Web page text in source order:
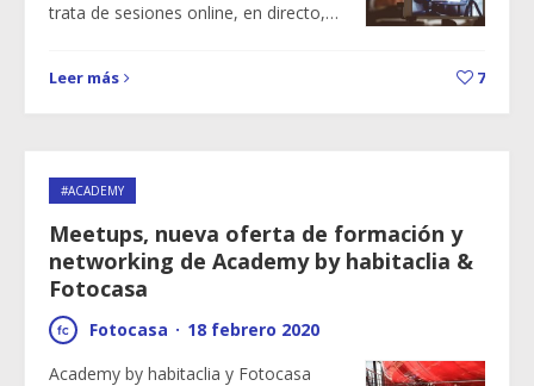
trata de sesiones online, en directo,…
Leer más 7
#ACADEMY
Meetups, nueva oferta de formación y
networking de Academy by habitaclia &
Fotocasa
Fotocasa · 18 febrero 2020
Academy by habitaclia y Fotocasa